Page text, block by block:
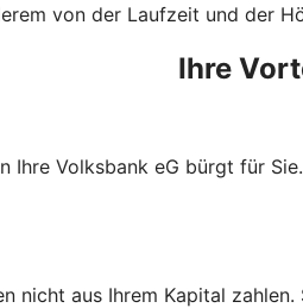
von der Laufzeit und der
Ihre
Volksbank eG bürgt für
nicht aus Ihrem Kapital